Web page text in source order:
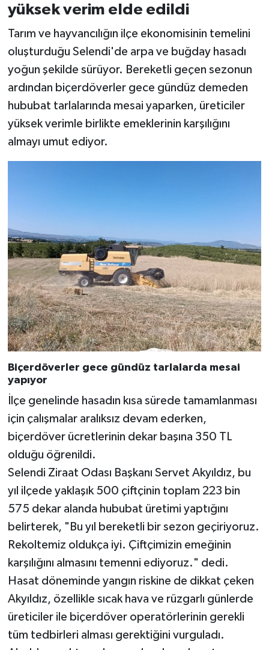
yüksek verim elde edildi
Tarım ve hayvancılığın ilçe ekonomisinin temelini
oluşturduğu Selendi'de arpa ve buğday hasadı
yoğun şekilde sürüyor. Bereketli geçen sezonun
ardından biçerdöverler gece gündüz demeden
hububat tarlalarında mesai yaparken, üreticiler
yüksek verimle birlikte emeklerinin karşılığını
almayı umut ediyor.
Biçerdöverler gece gündüz tarlalarda mesai
yapıyor
İlçe genelinde hasadın kısa sürede tamamlanması
için çalışmalar aralıksız devam ederken,
biçerdöver ücretlerinin dekar başına 350 TL
olduğu öğrenildi.
Selendi Ziraat Odası Başkanı Servet Akyıldız, bu
yıl ilçede yaklaşık 500 çiftçinin toplam 223 bin
575 dekar alanda hububat üretimi yaptığını
belirterek, "Bu yıl bereketli bir sezon geçiriyoruz.
Rekoltemiz oldukça iyi. Çiftçimizin emeğinin
karşılığını almasını temenni ediyoruz." dedi.
Hasat döneminde yangın riskine de dikkat çeken
Akyıldız, özellikle sıcak hava ve rüzgarlı günlerde
üreticiler ile biçerdöver operatörlerinin gerekli
tüm tedbirleri alması gerektiğini vurguladı.